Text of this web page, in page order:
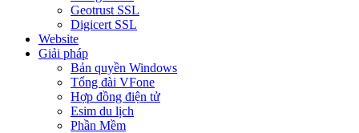
Geotrust SSL
Digicert SSL
Website
Giải pháp
Bản quyền Windows
Tổng đài VFone
Hợp đồng điện tử
Esim du lịch
Phần Mềm